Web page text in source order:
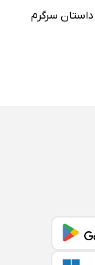
داستان سرگرم